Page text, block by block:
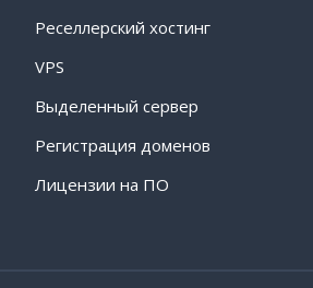
Реселлерский хостинг
VPS
Выделенный сервер
Регистрация доменов
Лицензии на ПО